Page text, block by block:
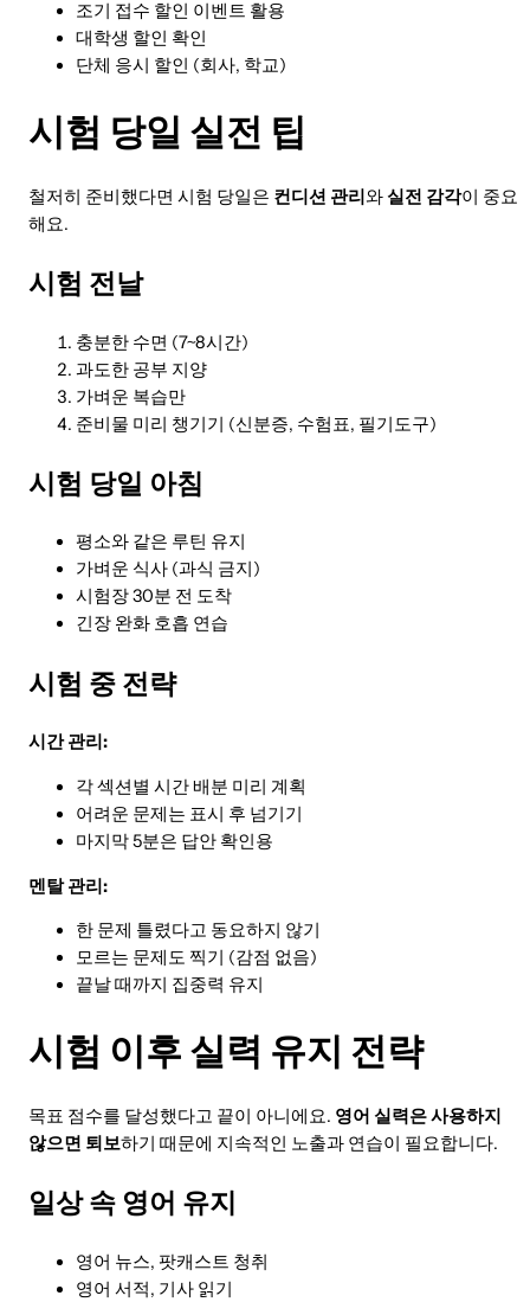
조기 접수 할인 이벤트 활용
대학생 할인 확인
단체 응시 할인 (회사, 학교)
시험 당일 실전 팁
철저히 준비했다면 시험 당일은 컨디션 관리와실전 감각이 중요
해요.
시험 전날
충분한 수면 (7~8시간)
과도한 공부 지양
가벼운 복습만
준비물 미리 챙기기 (신분증, 수험표, 필기도구)
시험 당일 아침
평소와 같은 루틴 유지
가벼운 식사 (과식 금지)
시험장 30분 전 도착
긴장 완화 호흡 연습
시험 중 전략
시간 관리:
각 섹션별 시간 배분 미리 계획
어려운 문제는 표시 후 넘기기
마지막 5분은 답안 확인용
멘탈 관리:
한 문제 틀렸다고 동요하지 않기
모르는 문제도 찍기 (감점 없음)
끝날 때까지 집중력 유지
시험 이후 실력 유지 전략
목표 점수를 달성했다고 끝이 아니에요. 영어 실력은 사용하지
않으면 퇴보하기 때문에 지속적인 노출과 연습이 필요합니다.
일상 속 영어 유지
영어 뉴스, 팟캐스트 청취
영어 서적, 기사 읽기